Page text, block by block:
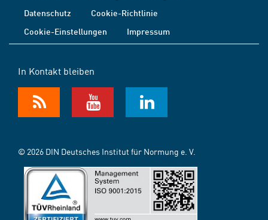
Datenschutz
Cookie-Richtlinie
Cookie-Einstellungen
Impressum
In Kontakt bleiben
© 2026 DIN Deutsches Institut für Normung e. V.